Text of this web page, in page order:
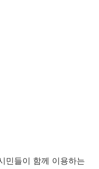
민들이 함께 이용하는